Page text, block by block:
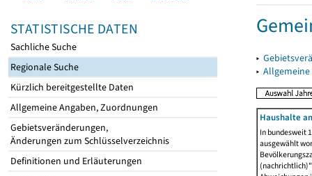
STATISTISCHE DATEN
Sachliche Suche
Regionale Suche
Kürzlich bereitgestellte Daten
Allgemeine Angaben, Zuordnungen
Gebietsveränderungen,
Änderungen zum Schlüsselverzeichnis
Definitionen und Erläuterungen
▸
▸
Haushalte
In bundesweit
ausgewählt